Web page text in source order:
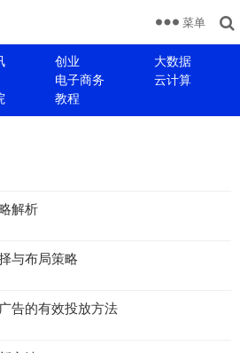
创业
大数据
电子商务
云计算
教程
菜单
解析
与布局策略
告的有效投放方法